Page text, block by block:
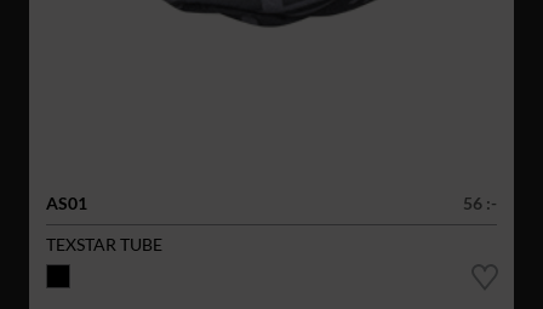
AS01
56 :-
TEXSTAR TUBE